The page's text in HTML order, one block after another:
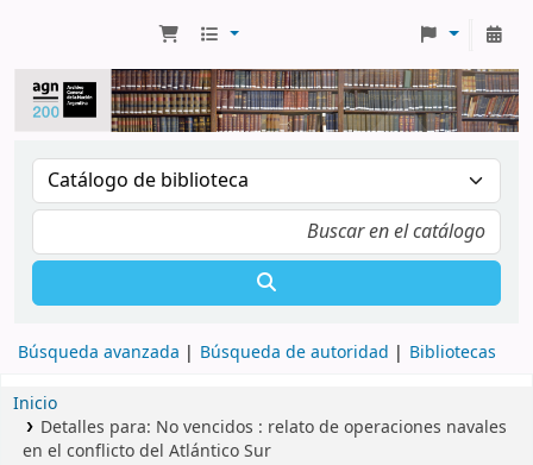
Búsqueda avanzada Búsqueda de autoridad Bibliotecas
Inicio
Detalles para: No vencidos : relato de operaciones navales
en el conflicto del Atlántico Sur